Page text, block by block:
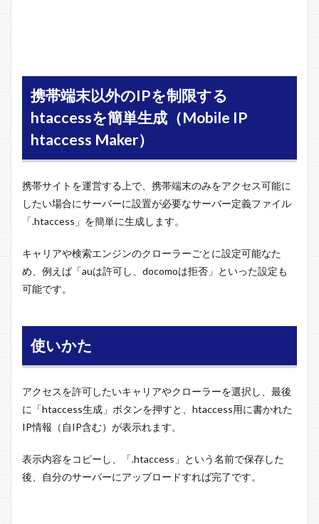
携帯端末以外のIPを制限する
htaccessを簡単生成（Mobile IP
htaccess Maker）
携帯サイトを運営する上で、携帯端末のみをアクセス可能に
したい場合にサーバーに設置が必要なサーバー定義ファイル
「.htaccess」を簡単に生成します。
キャリアや検索エンジンのクローラーごとに設定可能なた
め、例えば「auは許可し、docomoは拒否」といった設定も
可能です。
使いかた
アクセスを許可したいキャリアやクローラーを選択し、最後
に「htaccess生成」ボタンを押すと、htaccess用に書かれた
IP情報（自IP含む）が表示れます。
表示内容をコピーし、「.htaccess」という名前で保存した
後、自分のサーバーにアップロードすれば完了です。